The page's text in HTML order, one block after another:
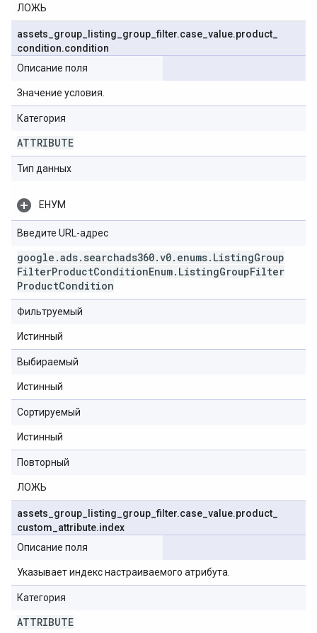
ЛОЖЬ
assets group listing group _filter.case value.product
condition.condition
Описание поля
Значение условия.
Категория
ATTRIBUTE
Тип данных
ЕНУМ
Введите URL-адрес
google .ads. searchads360.v0. enums. ListingGroup
FilterProductConditionEnum. ListingGroupFilter
ProductCondition
Фильтруемый
Истинный
Выбираемый
Истинный
Сортируемый
Истинный
Повторный
ЛОЖЬ
assets group listing group _filter.case value.product
custom
attribute.index
Описание поля
Указывает индекс настраиваемого атрибута.
Категория
ATTRIBUTE